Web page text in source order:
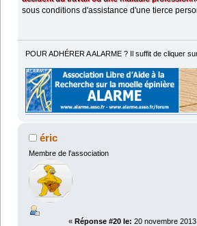
sous conditions d'assistance d'une tierce
POUR ADHÉRER A ALARME ? Il suffit de cliquer
éric
Membre de l'association
« Réponse #20 le: 20 novembre